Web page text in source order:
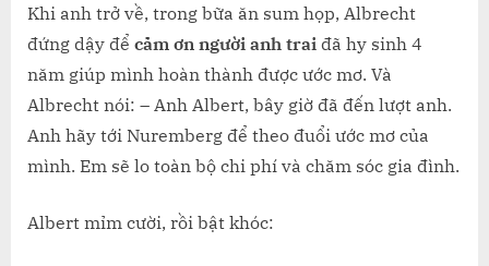
Khi anh trở về, trong bữa ăn sum họp, Albrecht
đứng dậy để cảm ơn người anh trai đã hy sinh 4
năm giúp mình hoàn thành được ước mơ. Và
Albrecht nói: – Anh Albert, bây giờ đã đến lượt anh.
Anh hãy tới Nuremberg để theo đuổi ước mơ của
mình. Em sẽ lo toàn bộ chi phí và chăm sóc gia đình.
Albert mỉm cười, rồi bật khóc: